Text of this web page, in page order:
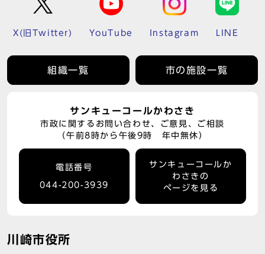
X(旧Twitter) YouTube Instagram LINE
組織一覧 市の施設一覧
サンキューコールかわさき
市政に関するお問い合わせ、ご意見、ご相談
（午前8時から午後9時 年中無休）
電話番号
044-200-3939
サンキューコールか
わさきの
ページを見る
川崎市役所